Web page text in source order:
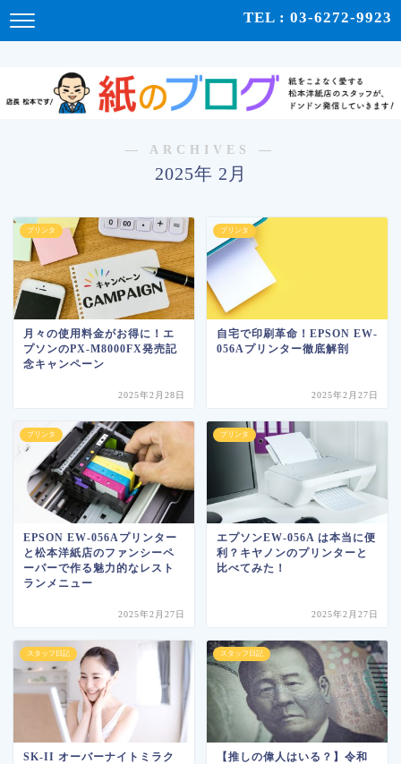
TEL : 03-6272-9923
― ARCHIVES ―
2025年 2月
プリンタ
月々の使用料金がお得に！エ
プソンのPX-M8000FX発売記
念キャンペーン
2025年2月28日
プリンタ
自宅で印刷革命！EPSON EW-
056Aプリンター徹底解剖
2025年2月27日
プリンタ
EPSON EW-056Aプリンター
と松本洋紙店のファンシーペ
ーパーで作る魅力的なレスト
ランメニュー
2025年2月27日
プリンタ
エプソンEW-056A は本当に便
利？キヤノンのプリンターと
比べてみた！
2025年2月27日
スタッフ日記
SK-II オーバーナイトミラク
スタッフ日記
【推しの偉人はいる？】令和